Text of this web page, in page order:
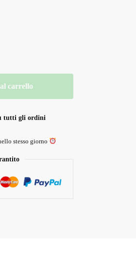
carrello
tutti gli ordini
stesso giorno